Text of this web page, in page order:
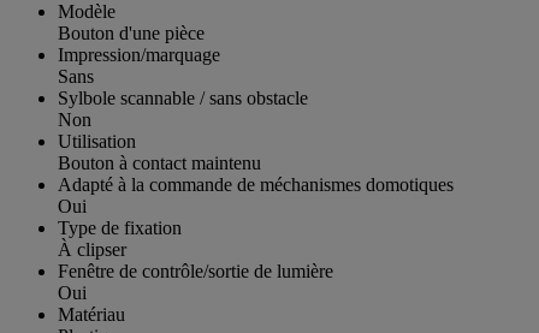
Modèle
Bouton d'une pièce
Impression/marquage
Sans
Sylbole scannable / sans obstacle
Non
Utilisation
Bouton à contact maintenu
Adapté à la commande de méchanismes domotiques
Oui
Type de fixation
À clipser
Fenêtre de contrôle/sortie de lumière
Oui
Matériau